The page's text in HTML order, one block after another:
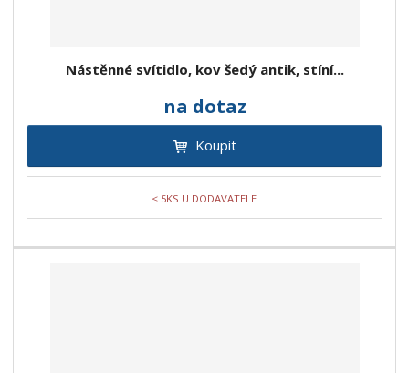
Nástěnné svítidlo, kov šedý antik, stíní...
na dotaz
Koupit
< 5KS U DODAVATELE